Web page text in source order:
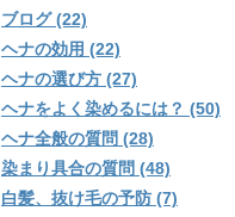
ブログ (22)
ヘナの効用 (22)
ヘナの選び方 (27)
ヘナをよく染めるには？ (50)
ヘナ全般の質問 (28)
染まり具合の質問 (48)
白髪、抜け毛の予防 (7)